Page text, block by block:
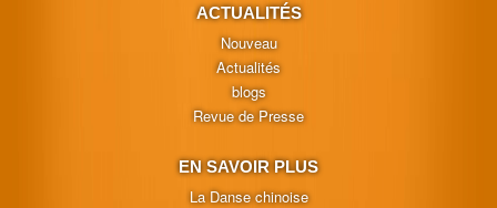
ACTUALITÉS
Nouveau
Actualités
blogs
Revue de Presse
EN SAVOIR PLUS
La Danse chinoise